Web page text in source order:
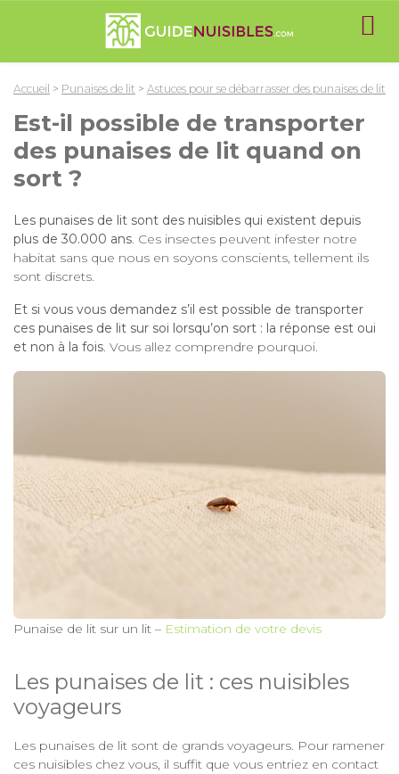
Accueil > Punaises de lit > Astuces pour se débarrasser des punaises de lit
Est-il possible de transporter
des punaises de lit quand on
sort ?
Les punaises de lit sont des nuisibles qui existent depuis
plus de 30.000 ans . Ces insectes peuvent infester notre
habitat sans que nous en soyons conscients, tellement ils
sont discrets.
Et si vous vous demandez s’il est possible de transporter
ces punaises de lit sur soi lorsqu’on sort : la réponse est oui
et non à la fois . Vous allez comprendre pourquoi.
Punaise de lit sur un lit – Estimation de votre devis
Les punaises de lit : ces nuisibles
voyageurs
Les punaises de lit sont de grands voyageurs. Pour ramener
ces nuisibles chez vous, il suffit que vous entriez en contact